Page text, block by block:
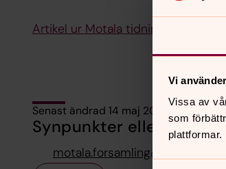
Vi
Vissa av
som
Artikel ur Motala tidning
Senast ändrad 14 maj 2025
Synpunkter eller frågor